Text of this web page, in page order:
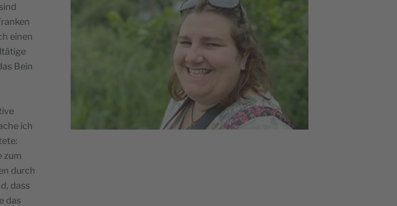
einen
Bein
ich
zum
durch
dass
das